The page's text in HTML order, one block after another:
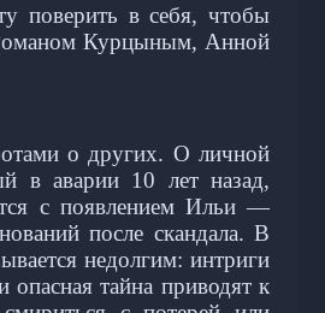
поверить в себя, чтобы
Курцыным, Анной
о других. О личной
в аварии 10 лет назад,
с появлением Ильи —
после скандала. В
недолгим: интриги
тайна приводят к